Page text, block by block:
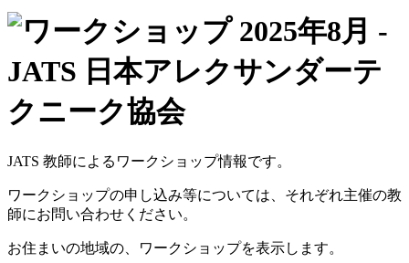
JATS 教師によるワークショップ情報です。
ワークショップの申し込み等については、それぞれ主催の教
師にお問い合わせください。
お住まいの地域の、ワークショップを表示します。